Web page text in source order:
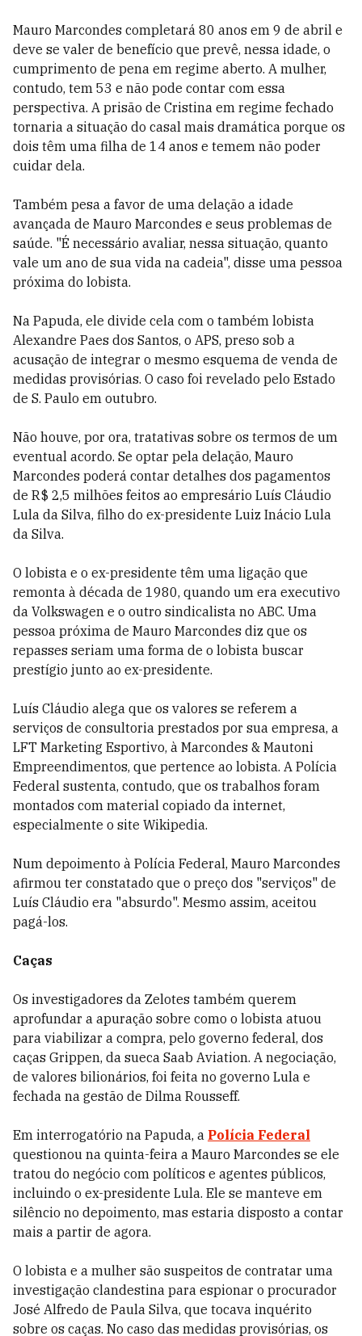
Mauro Marcondes completará 80 anos em 9 de abril e
deve se valer de benefício que prevê, nessa idade, o
cumprimento de pena em regime aberto. A mulher,
contudo, tem 53 e não pode contar com essa
perspectiva. A prisão de Cristina em regime fechado
tornaria a situação do casal mais dramática porque os
dois têm uma filha de 14 anos e temem não poder
cuidar dela.
Também pesa a favor de uma delação a idade
avançada de Mauro Marcondes e seus problemas de
saúde. "É necessário avaliar, nessa situação, quanto
vale um ano de sua vida na cadeia", disse uma pessoa
próxima do lobista.
Na Papuda, ele divide cela com o também lobista
Alexandre Paes dos Santos, o APS, preso sob a
acusação de integrar o mesmo esquema de venda de
medidas provisórias. O caso foi revelado pelo Estado
de S. Paulo em outubro.
Não houve, por ora, tratativas sobre os termos de um
eventual acordo. Se optar pela delação, Mauro
Marcondes poderá contar detalhes dos pagamentos
de R$ 2,5 milhões feitos ao empresário Luís Cláudio
Lula da Silva, filho do ex-presidente Luiz Inácio Lula
da Silva.
O lobista e o ex-presidente têm uma ligação que
remonta à década de 1980, quando um era executivo
da Volkswagen e o outro sindicalista no ABC. Uma
pessoa próxima de Mauro Marcondes diz que os
repasses seriam uma forma de o lobista buscar
prestígio junto ao ex-presidente.
Luís Cláudio alega que os valores se referem a
serviços de consultoria prestados por sua empresa, a
LFT Marketing Esportivo, à Marcondes & Mautoni
Empreendimentos, que pertence ao lobista. A Polícia
Federal sustenta, contudo, que os trabalhos foram
montados com material copiado da internet,
especialmente o site Wikipedia.
Num depoimento à Polícia Federal, Mauro Marcondes
afirmou ter constatado que o preço dos "serviços" de
Luís Cláudio era "absurdo". Mesmo assim, aceitou
pagá-los.
Caças
Os investigadores da Zelotes também querem
aprofundar a apuração sobre como o lobista atuou
para viabilizar a compra, pelo governo federal, dos
caças Grippen, da sueca Saab Aviation. A negociação,
de valores bilionários, foi feita no governo Lula e
fechada na gestão de Dilma Rousseff.
Em interrogatório na Papuda, a Polícia Federal
questionou na quinta-feira a Mauro Marcondes se ele
tratou do negócio com políticos e agentes públicos,
incluindo o ex-presidente Lula. Ele se manteve em
silêncio no depoimento, mas estaria disposto a contar
mais a partir de agora.
O lobista e a mulher são suspeitos de contratar uma
investigação clandestina para espionar o procurador
José Alfredo de Paula Silva, que tocava inquérito
sobre os caças. No caso das medidas provisórias, os